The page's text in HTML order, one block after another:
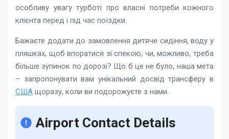
особливу увагу турботі про власні потреби кожного
клієнта перед і під час поїздки.
Бажаєте додати до замовлення дитяче сидіння, воду у
пляшках, щоб впоратися зі спекою, чи, можливо, треба
більше зупинок по дорозі? Що б це не було, наша мета
– запропонувати вам унікальний досвід трансферу в
США щоразу, коли ви подорожуєте з нами.
Airport Contact Details